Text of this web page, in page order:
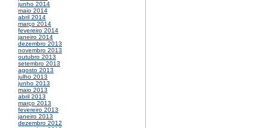
junho 2014
maio 2014
abril 2014
março 2014
fevereiro 2014
janeiro 2014
dezembro 2013
novembro 2013
outubro 2013
setembro 2013
agosto 2013
julho 2013
junho 2013
maio 2013
abril 2013
março 2013
fevereiro 2013
janeiro 2013
dezembro 2012